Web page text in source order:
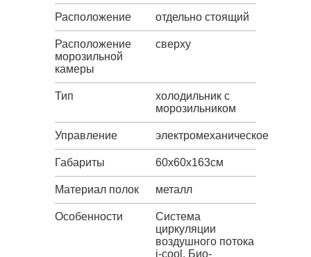
Расположение отдельно стоящий
Расположение
морозильной
камеры
сверху
Тип
холодильник с
морозильником
Управление электромеханическое
Габариты 60х60х163см
Материал полок металл
Особенности
Cистема
циркуляции
воздушного потока
i-cool. Био-